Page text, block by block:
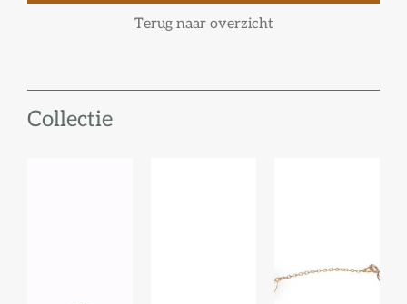
Terug naar overzicht
Collectie